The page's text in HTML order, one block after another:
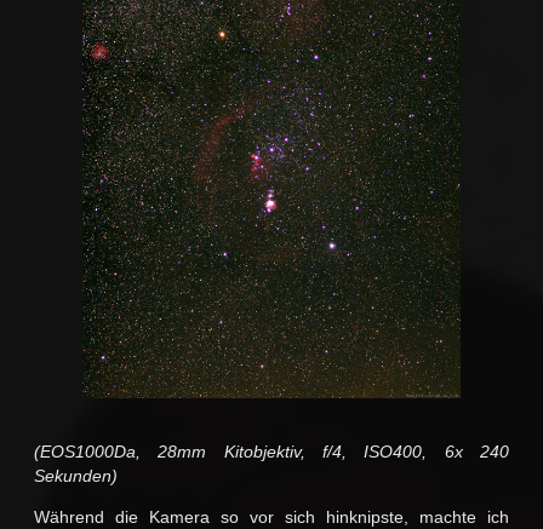
(EOS1000Da, 28mm Kitobjektiv, f/4, ISO400, 6x 240
Sekunden)
Während die Kamera so vor sich hinknipste, machte ich